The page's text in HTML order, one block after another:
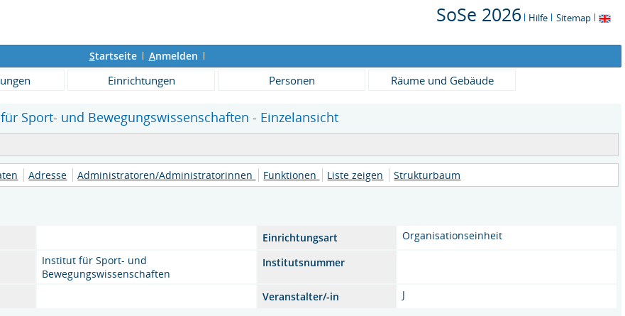
SoSe 2026 Hilfe Sitemap
Startseite Anmelden
Einrichtungen Personen Räume und Gebäude
Sport- und Bewegungswissenschaften - Einzelansicht
Adresse Administratoren/Administratorinnen Funktionen Liste zeigen Strukturbaum
Einrichtungsart
Organisationseinheit
Institut für Sport- und
Bewegungswissenschaften
Institutsnummer
Veranstalter/-in J